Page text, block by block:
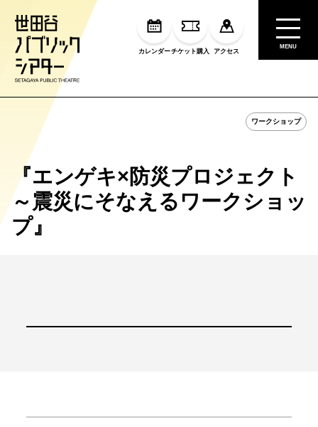
カレンダーチケット購入 アクセス
MENU
ワークショップ
『エンゲキ×防災プロジェクト
～震災にそなえるワークショッ
プ』